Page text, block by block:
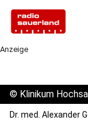
Anzeige
© Klinikum
Dr. med. Alexander